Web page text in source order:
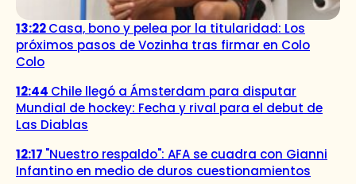
13:22Casa, bono y pelea por la titularidad: Los
próximos pasos de Vozinha tras firmar en Colo
Colo
12:44 Chile llegó a Ámsterdam para disputar
Mundial de hockey: Fecha y rival para el debut de
Las Diablas
12:17 "Nuestro respaldo": AFA se cuadra con Gianni
Infantino en medio de duros cuestionamientos